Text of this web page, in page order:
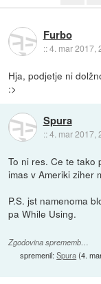
Furbo
::4. mar 2017,
Hja, podjetje ni
:>
Spura
::4. mar 2017,
To ni res. Ce te tako
imas v Ameriki ziher
P.S. jst namenoma
pa While Using.
Zgodovina sprememb…
spremenil:Spura(4.